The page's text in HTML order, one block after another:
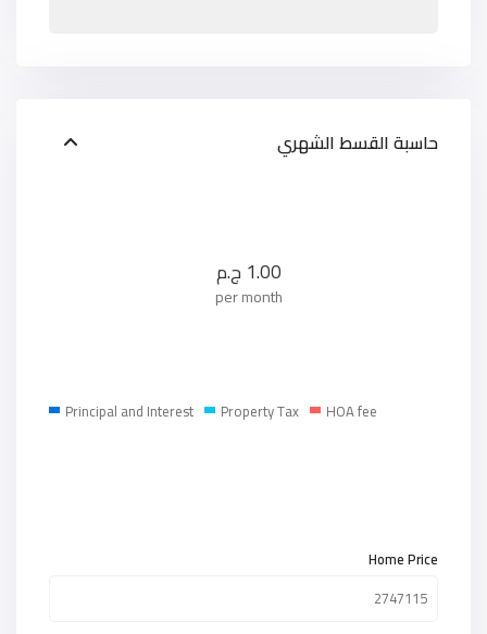
حاسبة القسط الشهري
1.00 ج.م
per month
Principal and Interest Property Tax HOA fee
Home Price